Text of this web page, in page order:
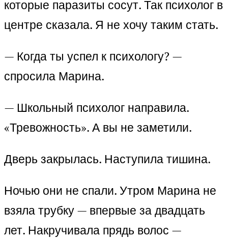
которые паразиты сосут. Так психолог в
центре сказала. Я не хочу таким стать.
— Когда ты успел к психологу? —
спросила Марина.
— Школьный психолог направила.
«Тревожность». А вы не заметили.
Дверь закрылась. Наступила тишина.
Ночью они не спали. Утром Марина не
взяла трубку — впервые за двадцать
лет. Накручивала прядь волос —